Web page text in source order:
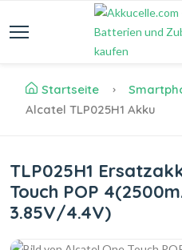
Startseite
Alcatel TLP025H1 Akku
TLP025H1
Touch POP
3.85V/4.4V)